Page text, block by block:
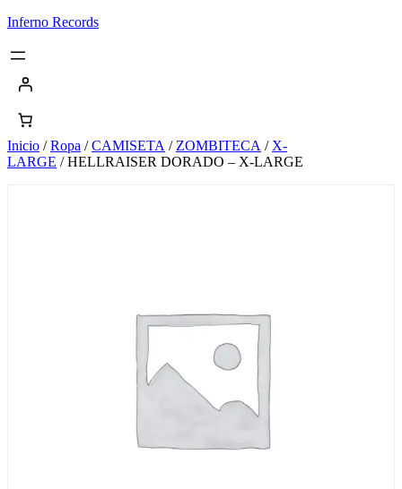
Saltar
contenido
Inferno Records
Inicio /Ropa /CAMISETA / ZOMBITECA / X-
LARGE / HELLRAISER DORADO – X-LARGE